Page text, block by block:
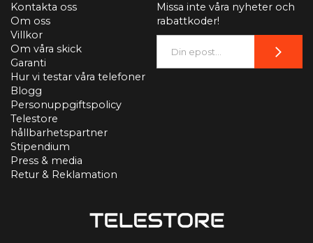
Kontakta oss
Om oss
Villkor
Om våra skick
Garanti
Hur vi testar våra telefoner
Blogg
Personuppgiftspolicy
Telestore
hållbarhetspartner
Stipendium
Press & media
Retur & Reklamation
Missa inte våra nyheter och
rabattkoder!